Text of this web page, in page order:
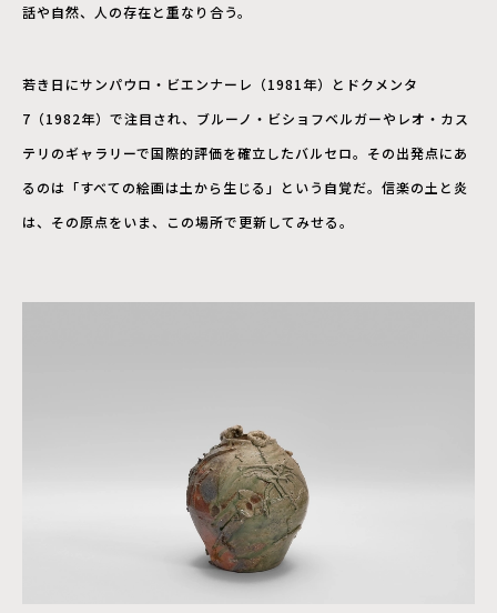
話や自然、人の存在と重なり合う。
若き日にサンパウロ・ビエンナーレ（1981年）とドクメンタ
7（1982年）で注目され、ブルーノ・ビショフベルガーやレオ・カス
テリのギャラリーで国際的評価を確立したバルセロ。その出発点にあ
るのは「すべての絵画は土から生じる」という自覚だ。信楽の土と炎
は、その原点をいま、この場所で更新してみせる。